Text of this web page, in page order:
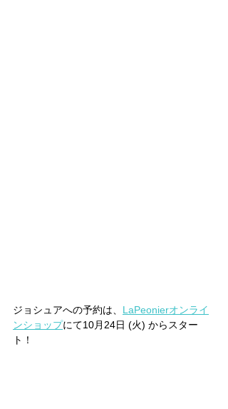
ジョシュアへの予約は、 LaPeonierオンライ
ンショップにて10月24日 (火) からスター
ト！